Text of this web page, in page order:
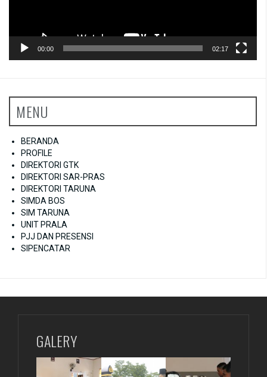
00:00 02:17
MENU
BERANDA
PROFILE
DIREKTORI GTK
DIREKTORI SAR-PRAS
DIREKTORI TARUNA
SIMDA BOS
SIM TARUNA
UNIT PRALA
PJJ DAN PRESENSI
SIPENCATAR
GALERY